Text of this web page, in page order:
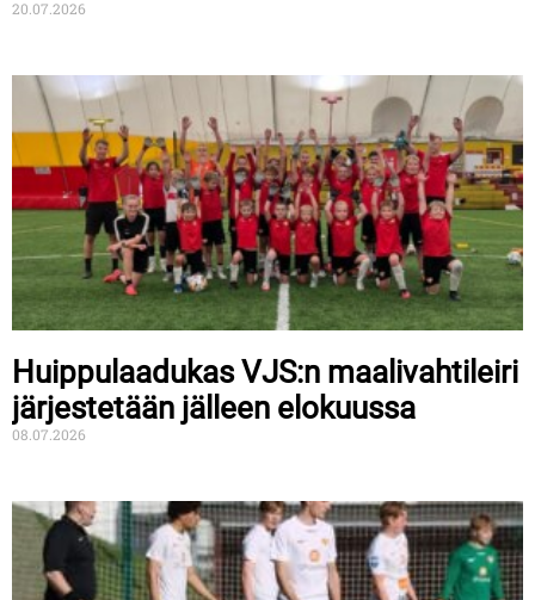
20.07.2026
Huippulaadukas VJS:n maalivahtileiri
järjestetään jälleen elokuussa
08.07.2026